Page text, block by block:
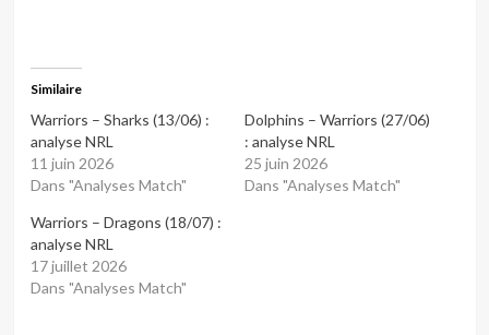
Similaire
Warriors – Sharks (13/06) :
analyse NRL
11 juin 2026
Dans "Analyses Match"
Dolphins – Warriors (27/06)
: analyse NRL
25 juin 2026
Dans "Analyses Match"
Warriors – Dragons (18/07) :
analyse NRL
17 juillet 2026
Dans "Analyses Match"